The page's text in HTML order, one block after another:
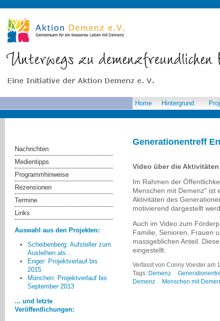
Generationentreff
Video über die
Im Rahmen der
Menschen mit Demenz" ist
Aktivitäten des
motivierend dargestellt
Auch im Video zum
Familie, Senioren, Frauen
massgeblichen Anteil.
eingestellt.
Verfasst von Conny Voester am
Tags: Demenz
Demenz
Menschen mit
Home Hintergrund
Nachrichten
Medientipps
Programmhinweise
Rezensionen
Termine
Links
Auswahl aus den Projekten:
Scheibenberg: Aufsteller zum
Ausleihen als...
Enger: Projektverlauf bis
2015
München: Projektverlauf bis
September 2013
... und letzte
Veröffentlichungen:
Was aus meiner Sicht noch
fehlt ist die Bereitschaft vieler
Älterer, die bisher keinen
Demenzkranken im Familien- oder
Freundeskreis hatten, sich mit dem